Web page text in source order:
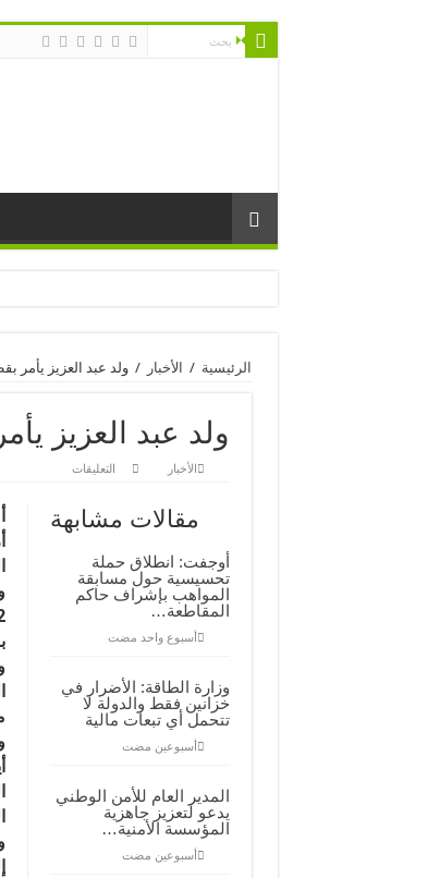
الرئيسية / الأخبار / ولد عبد العزيز يأمر
ولد عبد العزيز
الأخبار التعليقات
يأمرمقالات مشابهة
أوجفت: انطلاق حملة
تحسيسية حول مسابقة
المواهب بإشراف حاكم
المقاطعة…
‏أسبوع واحد مضت
وزارة الطاقة: الأضرار في
خزانين فقط والدولة لا
تتحمل أي تبعات مالية
‏أسبوعين مضت
المدير العام للأمن الوطني
يدعو لتعزيز جاهزية
المؤسسة الأمنية…
‏أسبوعين مضت